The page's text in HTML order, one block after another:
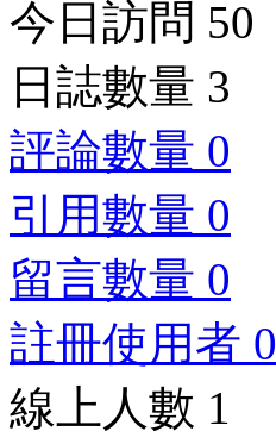
今日訪問 50
日誌數量 3
評論數量 0
引用數量 0
留言數量 0
註冊使用者 0
線上人數 1